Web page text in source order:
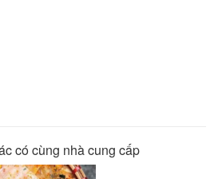
có cùng nhà cung cấp